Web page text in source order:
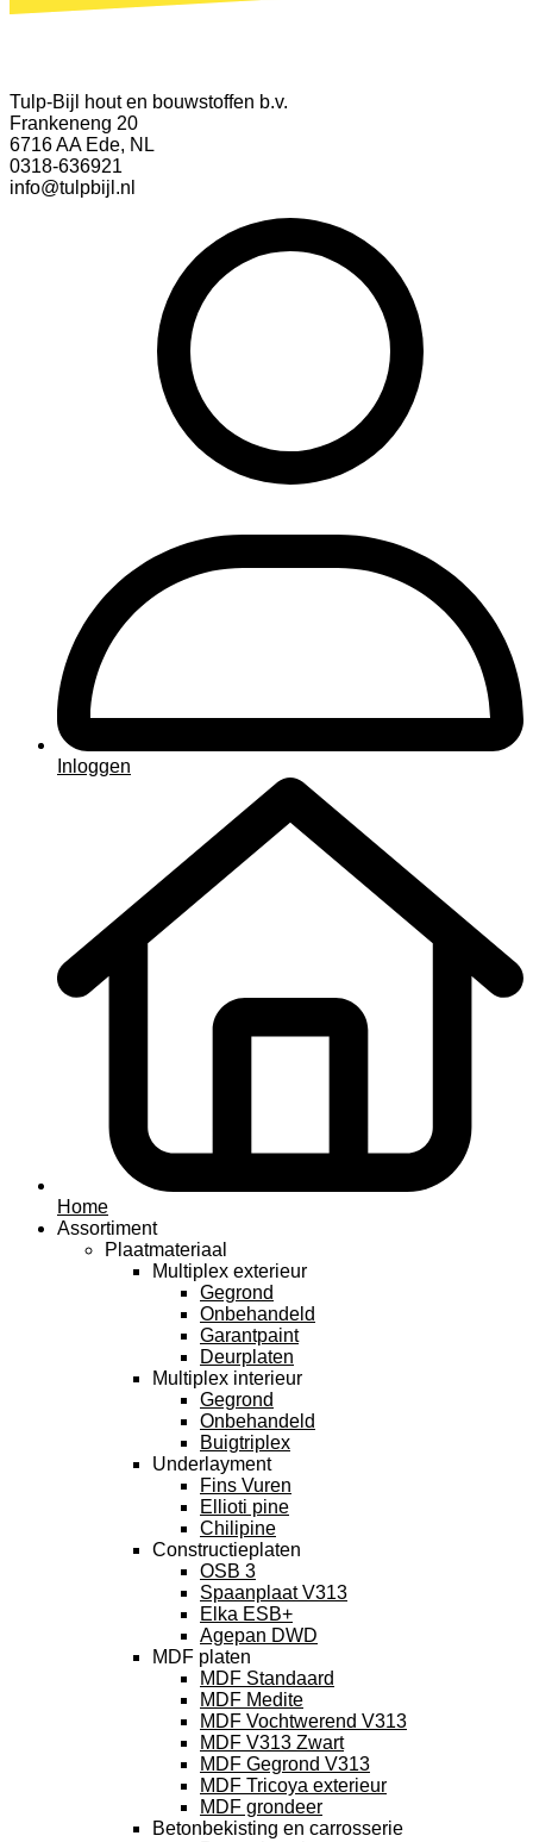
Tulp-Bijl hout en bouwstoffen b.v.
Frankeneng 20
6716 AA Ede, NL
0318-636921
info@tulpbijl.nl
Inloggen
Home
Assortiment
Plaatmateriaal
Multiplex exterieur
Gegrond
Onbehandeld
Garantpaint
Deurplaten
Multiplex interieur
Gegrond
Onbehandeld
Buigtriplex
Underlayment
Fins Vuren
Ellioti pine
Chilipine
Constructieplaten
OSB 3
Spaanplaat V313
Elka ESB+
Agepan DWD
MDF platen
MDF Standaard
MDF Medite
MDF Vochtwerend V313
MDF V313 Zwart
MDF Gegrond V313
MDF Tricoya exterieur
MDF grondeer
Betonbekisting en carrosserie